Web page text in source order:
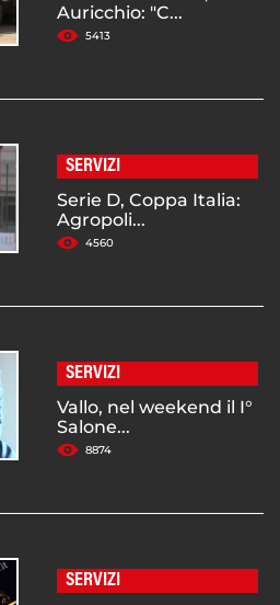
Auricchio: "C...
5413
SERVIZI
Serie D, Coppa Italia:
Agropoli...
4560
SERVIZI
Vallo, nel weekend il I°
Salone...
8874
SERVIZI